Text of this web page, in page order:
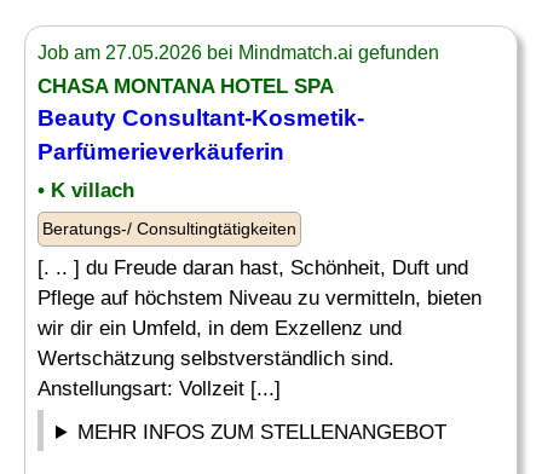
Job am 27.05.2026 bei Mindmatch.ai gefunden
CHASA MONTANA HOTEL SPA
Beauty Consultant-Kosmetik-
Parfümerieverkäuferin
• K villach
Beratungs-/ Consultingtätigkeiten
[. .. ] du Freude daran hast, Schönheit, Duft und
Pflege auf höchstem Niveau zu vermitteln, bieten
wir dir ein Umfeld, in dem Exzellenz und
Wertschätzung selbstverständlich sind.
Anstellungsart: Vollzeit [...]
MEHR INFOS ZUM STELLENANGEBOT